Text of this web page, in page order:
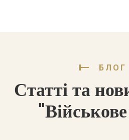
БЛОГ
Статті та